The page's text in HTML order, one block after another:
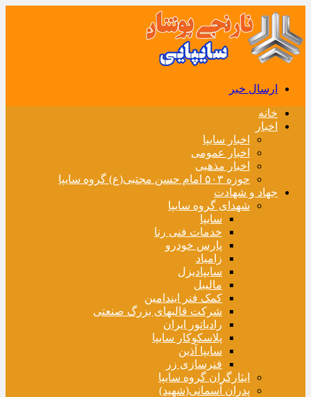
ارسال خبر
خانه
اخبار
اخبار سایپا
اخبار عمومی
اخبار مذهبی
حوزه ۵۰۳ امام حسن مجتبی(ع) گروه سایپا
جهاد و شهادت
شهدای گروه سایپا
سایپا
خدمات فنی رنا
پارس خودرو
زامیاد
سایپادیزل
مالیبل
کمک فنر ایندامین
شرکت قالبهای بزرگ صنعتی
رادیاتور ایران
پلاسکوکار سایپا
سایپا آذین
فنرسازی زر
ایثارگران گروه سایپا
پدران آسمانی(شهید)